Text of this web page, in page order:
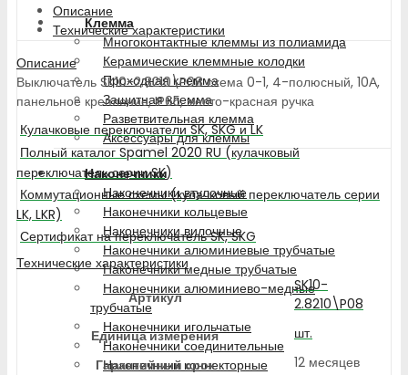
Клемма
Многоконтактные клеммы из полиамида
Керамические клеммные колодки
Проходная клемма
Защитная клемма
Разветвительная клемма
Аксессуары для клеммы
Наконечники
Наконечники втулочные
Наконечники кольцевые
Наконечники вилочные
Наконечники алюминиевые трубчатые
Наконечники медные трубчатые
Наконечники алюминиево-медные
трубчатые
Наконечники игольчатые
Наконечники соединительные
Наконечники коннекторные
Описание
Технические характеристики
Описание
Выключатель SK10-2.8210\P08 схема 0-1, 4-полюсный, 10А,
панельное крепление, IP65, желто-красная ручка
Кулачковые переключатели SK, SKG и LK
Полный каталог Spamel 2020 RU (кулачковый
переключатель серии SK)
Коммутационные схемы (кулачковый переключатель серии
LK, LKR)
Сертификат на переключатель SK, SKG
Технические характеристики
Артикул
SK10-
2.8210\P08
Единица измерения
шт.
Гарантийный срок
12 месяцев